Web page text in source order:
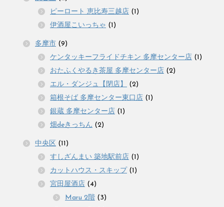
ピーロート 恵比寿三越店 (1)
伊酒屋こいっちゃ (1)
多摩市 (9)
ケンタッキーフライドチキン 多摩センター店 (1)
おたふくやるき茶屋 多摩センター店 (2)
エル・ダンジュ【閉店】
(2)
箱根そば 多摩センター東口店 (1)
銀蔵 多摩センター店 (1)
畑deきっちん (2)
中央区 (11)
すしざんまい 築地駅前店 (1)
カットハウス・スキップ (1)
宮田屋酒店 (4)
Maru 2階 (3)